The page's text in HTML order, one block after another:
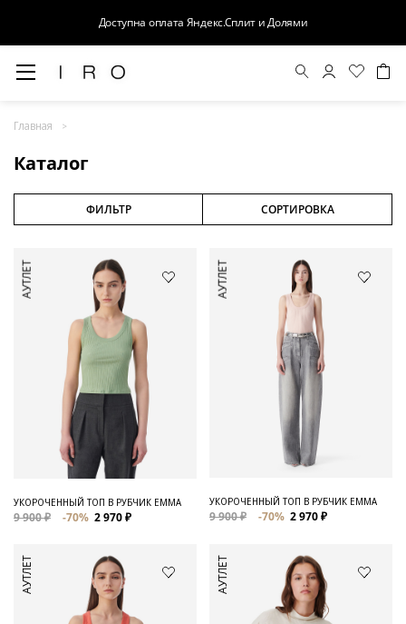
Доступна оплата Яндекс.Сплит и Долями
Главная
Каталог
Кожа
Обувь и Аксессуары
Для нее
ФИЛЬТР СОРТИРОВКА
АУТЛЕТ
УКОРОЧЕННЫЙ ТОП В РУБЧИК EMMA
9 900 ₽ -70% 2 970 ₽
АУТЛЕТ
УКОРОЧЕННЫЙ ТОП В РУБЧИК EMMA
9 900 ₽ -70% 2 970 ₽
АУТЛЕТ АУТЛЕТ